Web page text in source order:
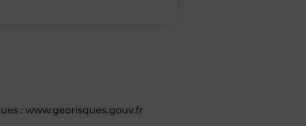
: www.georisques.gouv.fr